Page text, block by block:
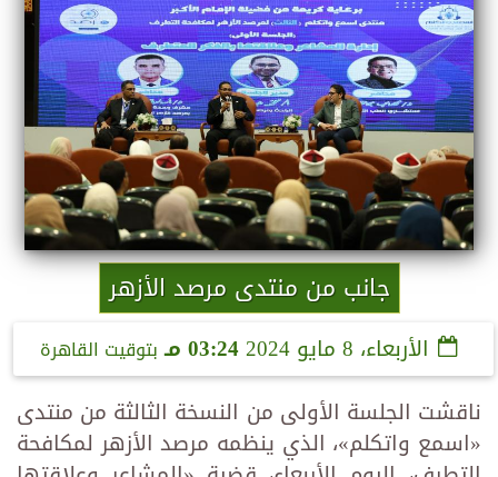
جانب من منتدى مرصد الأزهر
الأربعاء، 8 مايو 2024 03:24 مـ بتوقيت القاهرة
ناقشت الجلسة الأولى من النسخة الثالثة من منتدى
«اسمع واتكلم»، الذي ينظمه مرصد الأزهر لمكافحة